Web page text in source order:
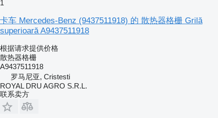
1
卡车 Mercedes-Benz (9437511918) 的 散热器格栅 Grilă
superioară A9437511918
根据请求提供价格
散热器格栅
A9437511918
罗马尼亚, Cristesti
ROYAL DRU AGRO S.R.L.
联系卖方